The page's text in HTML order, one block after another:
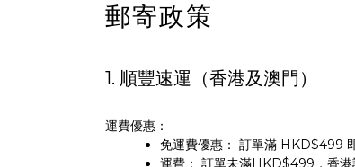
郵寄政策
1. 順豐速運（香港及澳門）
運費優惠：
免運費優惠： 訂單滿 HKD$499
運費： 訂單未滿HKD$499，香港